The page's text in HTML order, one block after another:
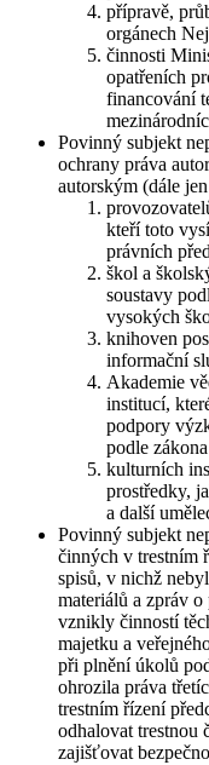
přípravě,
orgánech
činnosti
opatřeních
financování
Povinný subjekt
ochrany práva
autorským (dále
kteří toto
právních
škol a
soustavy
vysokých
knihoven
informační
Akademie
institucí,
podpory
podle
kulturních
prostředky,
a další
Povinný subjekt
činných v trestním
spisů, v nichž
materiálů a zpráv
vznikly činností
majetku a
při plnění úkolů
ohrozila práva
trestním řízení
odhalovat trestnou
zajišťovat